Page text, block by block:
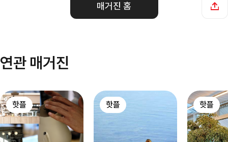
매거진 홈
연관 매거진
핫플 핫플 핫플